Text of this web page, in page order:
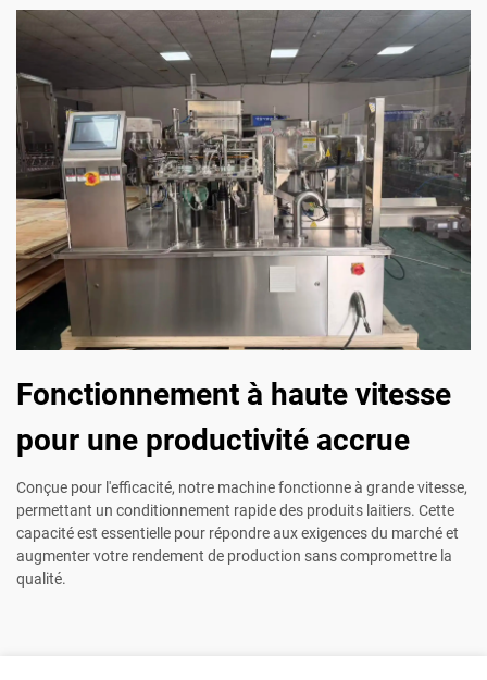
Fonctionnement à haute vitesse
pour une productivité accrue
Conçue pour l'efficacité, notre machine fonctionne à grande vitesse,
permettant un conditionnement rapide des produits laitiers. Cette
capacité est essentielle pour répondre aux exigences du marché et
augmenter votre rendement de production sans compromettre la
qualité.